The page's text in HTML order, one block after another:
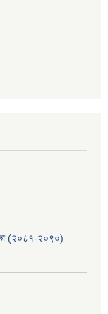
(२०८१-२०९०)